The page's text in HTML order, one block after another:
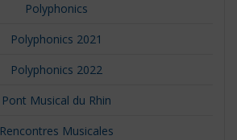
Polyphonics
Polyphonics 2021
Polyphonics 2022
Pont Musical du Rhin
Rencontres Musicales